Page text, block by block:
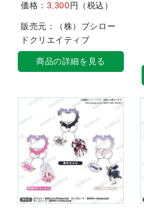
価格： 3,300円（税込）
販売元：（株）ブシロー
ドクリエイティブ
商品の詳細を見る